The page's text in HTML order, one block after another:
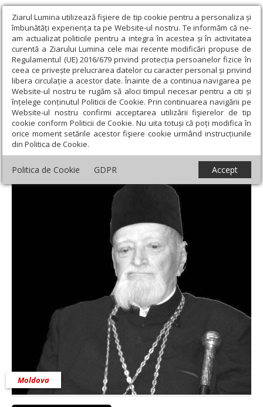
Ziarul Lumina utilizează fişiere de tip cookie pentru a personaliza și
îmbunătăți experiența ta pe Website-ul nostru. Te informăm că ne-
am actualizat politicile pentru a integra în acestea și în activitatea
curentă a Ziarului Lumina cele mai recente modificări propuse de
Regulamentul (UE) 2016/679 privind protecția persoanelor fizice în
ceea ce privește prelucrarea datelor cu caracter personal și privind
libera circulație a acestor date. Înainte de a continua navigarea pe
Website-ul nostru te rugăm să aloci timpul necesar pentru a citi și
înțelege conținutul Politicii de Cookie. Prin continuarea navigării pe
Website-ul nostru confirmi acceptarea utilizării fişierelor de tip
cookie conform Politicii de Cookie. Nu uita totuși că poți modifica în
orice moment setările acestor fişiere cookie urmând instrucțiunile
din Politica de Cookie.
Politica de Cookie GDPR Accept
Ziarul Lumina › Regionale › Moldova › Arhiepiscopul Eftimie
Luca va fi pomenit la Roman
Arhiepiscopul Eftimie Luca va fi pomenit la
Roman
Moldova